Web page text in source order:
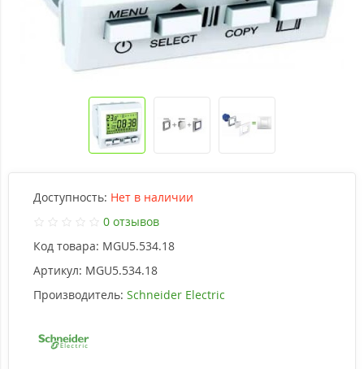
Доступность: Нет в наличии
0 отзывов
Код товара: MGU5.534.18
Артикул: MGU5.534.18
Производитель: Schneider Electric